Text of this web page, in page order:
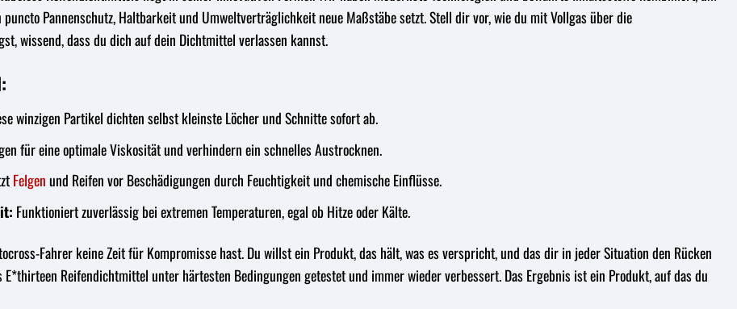
Pannenschutz, Haltbarkeit und Umweltverträglichkeit neue Maßstäbe setzt. Stell dir vor, wie du mit Vollgas über die
wissend, dass du dich auf dein Dichtmittel verlassen kannst.
winzigen Partikel dichten selbst kleinste Löcher und Schnitte sofort ab.
für eine optimale Viskosität und verhindern ein schnelles Austrocknen.
Felgenund Reifen vor Beschädigungen durch Feuchtigkeit und chemische Einflüsse.
Funktioniert zuverlässig bei extremen Temperaturen, egal ob Hitze oder Kälte.
Fahrer keine Zeit für Kompromisse hast. Du willst ein Produkt, das hält, was es verspricht, und das dir in jeder Situation den Rücken
Reifendichtmittel unter härtesten Bedingungen getestet und immer wieder verbessert. Das Ergebnis ist ein Produkt, auf das du